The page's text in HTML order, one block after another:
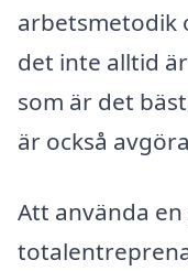
arbetsmetodik
det inte alltid
som är det
är också
Att använda